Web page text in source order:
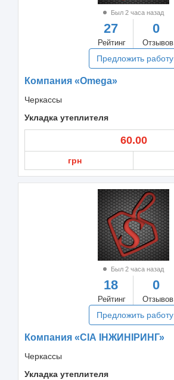
Был 2 часа назад
27
Рейтинг
0
Отзывов
Предложить работу
Компания «Omega»
Черкассы
Укладка утеплителя
60.00
грн
Был 2 часа назад
18
Рейтинг
0
Отзывов
Предложить работу
Компания «СІА ІНЖИНІРИНГ»
Черкассы
Укладка утеплителя